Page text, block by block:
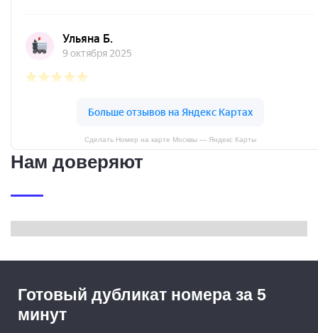
Сделать Номер на карте Москвы — Яндекс Карты
Нам доверяют
Готовый дубликат номера за 5
минут